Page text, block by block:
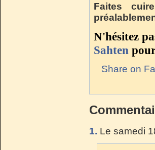
Faites
N'hésitez
Sahten
Share on
1. Le samedi